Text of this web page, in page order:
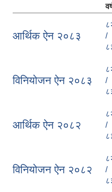
आर्थिक ऐन २०८३
/
विनियोजन ऐन २०८३
/
आर्थिक ऐन २०८२
/
विनियोजन ऐन २०८२
/